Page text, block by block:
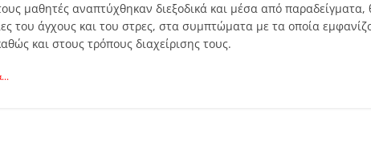
μαθητές αναπτύχθηκαν διεξοδικά και μέσα από παραδείγματα,
του άγχους και του στρες, στα συμπτώματα με τα οποία
και στους τρόπους διαχείρισης τους.